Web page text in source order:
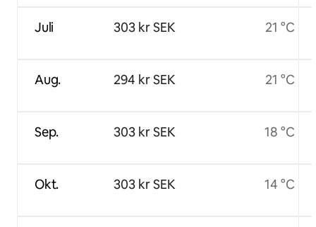
Juli
Aug.
Sep.
Okt.
303 kr SEK
294 kr SEK
303 kr SEK
303 kr SEK
21 °C
21 °C
18 °C
14 °C